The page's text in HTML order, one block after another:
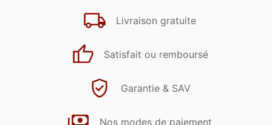
Livraison gratuite
Satisfait ou remboursé
Garantie & SAV
Nos modes de paiement